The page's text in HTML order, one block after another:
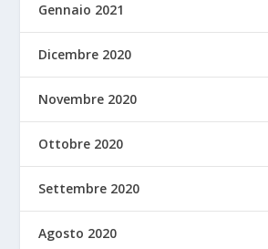
Gennaio 2021
Dicembre 2020
Novembre 2020
Ottobre 2020
Settembre 2020
Agosto 2020